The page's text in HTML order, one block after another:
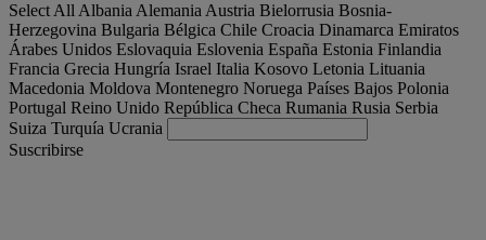
Select All Albania Alemania Austria Bielorrusia Bosnia-
Herzegovina Bulgaria Bélgica Chile Croacia Dinamarca Emiratos
Árabes Unidos Eslovaquia Eslovenia España Estonia Finlandia
Francia Grecia Hungría Israel Italia Kosovo Letonia Lituania
Macedonia Moldova Montenegro Noruega Países Bajos Polonia
Portugal Reino Unido República Checa Rumania Rusia Serbia
Suiza Turquía Ucrania
Suscribirse